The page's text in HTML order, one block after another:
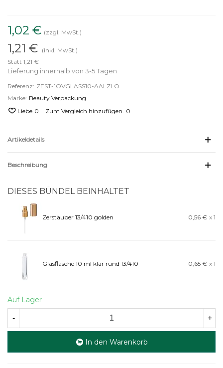
1,02 € (zzgl. MwSt.)
1,21 € (inkl. MwSt.)
Statt 1,21 €
Lieferung innerhalb von 3-5 Tagen
Referenz: ZEST-1OVGLASS10-AALZLO
Marke: Beauty Verpackung
Liebe 0 Zum Vergleich hinzufügen. 0
Artikeldetails
Beschreibung
DIESES BÜNDEL BEINHALTET
Zerstäuber 13/410 golden 0,56 € x 1
Glasflasche 10 ml klar rund 13/410 0,65 € x 1
Auf Lager
- +
In den Warenkorb